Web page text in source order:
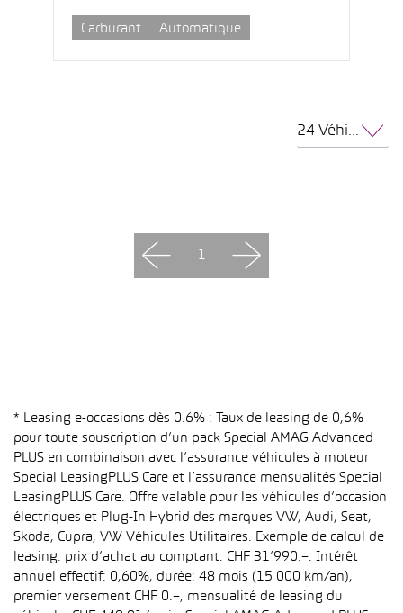
Carburant Automatique
24 Véhicules par page
1
* Leasing e-occasions dès 0.6% : Taux de leasing de 0,6%
pour toute souscription d’un pack Special AMAG Advanced
PLUS en combinaison avec l’assurance véhicules à moteur
Special LeasingPLUS Care et l’assurance mensualités Special
LeasingPLUS Care. Offre valable pour les véhicules d’occasion
électriques et Plug-In Hybrid des marques VW, Audi, Seat,
Skoda, Cupra, VW Véhicules Utilitaires. Exemple de calcul de
leasing: prix d’achat au comptant: CHF 31’990.–. Intérêt
annuel effectif: 0,60%, durée: 48 mois (15 000 km/an),
premier versement CHF 0.–, mensualité de leasing du